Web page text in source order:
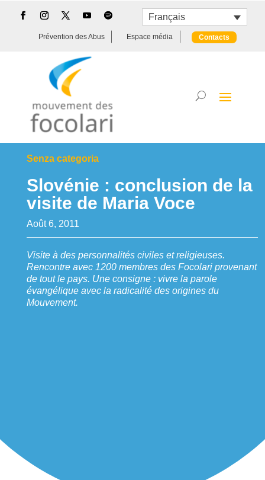
Français
Prévention des Abus Espace média Contacts
Senza categoria
Slovénie : conclusion de la
visite de Maria Voce
Août 6, 2011
Visite à des personnalités civiles et religieuses.
Rencontre avec 1200 membres des Focolari provenant
de tout le pays. Une consigne : vivre la parole
évangélique avec la radicalité des origines du
Mouvement.